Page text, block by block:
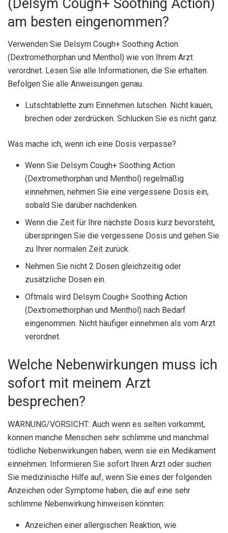
(Delsym Cough+ Soothing Action)
am besten eingenommen?
Verwenden Sie Delsym Cough+ Soothing Action
(Dextromethorphan und Menthol) wie von Ihrem Arzt
verordnet. Lesen Sie alle Informationen, die Sie erhalten.
Befolgen Sie alle Anweisungen genau.
Lutschtablette zum Einnehmen lutschen. Nicht kauen,
brechen oder zerdrücken. Schlucken Sie es nicht ganz.
Was mache ich, wenn ich eine Dosis verpasse?
Wenn Sie Delsym Cough+ Soothing Action
(Dextromethorphan und Menthol) regelmäßig
einnehmen, nehmen Sie eine vergessene Dosis ein,
sobald Sie darüber nachdenken.
Wenn die Zeit für Ihre nächste Dosis kurz bevorsteht,
überspringen Sie die vergessene Dosis und gehen Sie
zu Ihrer normalen Zeit zurück.
Nehmen Sie nicht 2 Dosen gleichzeitig oder
zusätzliche Dosen ein.
Oftmals wird Delsym Cough+ Soothing Action
(Dextromethorphan und Menthol) nach Bedarf
eingenommen. Nicht häufiger einnehmen als vom Arzt
verordnet.
Welche Nebenwirkungen muss ich
sofort mit meinem Arzt
besprechen?
WARNUNG/VORSICHT: Auch wenn es selten vorkommt,
können manche Menschen sehr schlimme und manchmal
tödliche Nebenwirkungen haben, wenn sie ein Medikament
einnehmen. Informieren Sie sofort Ihren Arzt oder suchen
Sie medizinische Hilfe auf, wenn Sie eines der folgenden
Anzeichen oder Symptome haben, die auf eine sehr
schlimme Nebenwirkung hinweisen könnten:
Anzeichen einer allergischen Reaktion, wie